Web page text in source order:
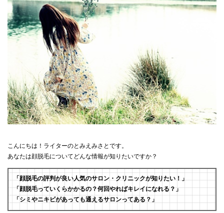
こんにちは！ライターのとみえみさとです。
あなたは顔脱毛についてどんな情報が知りたいですか？
「顔脱毛の評判が良い人気のサロン・クリニックが知りたい！」
「顔脱毛っていくらかかるの？何回やればキレイになれる？」
「シミやニキビがあっても通えるサロンってある？」